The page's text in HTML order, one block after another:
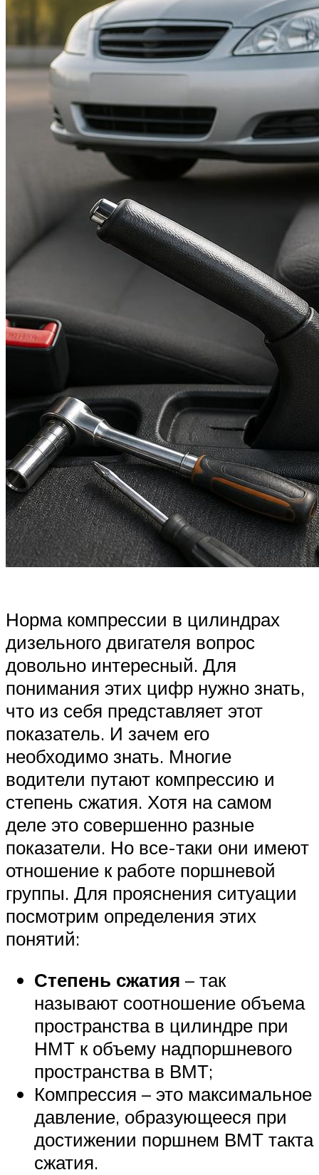
Меню
Норма компрессии в цилиндрах
дизельного двигателя вопрос
довольно интересный. Для
понимания этих цифр нужно знать,
что из себя представляет этот
показатель. И зачем его
необходимо знать. Многие
водители путают компрессию и
степень сжатия. Хотя на самом
деле это совершенно разные
показатели. Но все-таки они имеют
отношение к работе поршневой
группы. Для прояснения ситуации
посмотрим определения этих
понятий:
Степень сжатия – так
называют соотношение объема
пространства в цилиндре при
НМТ к объему надпоршневого
пространства в ВМТ;
Компрессия – это максимальное
давление, образующееся при
достижении поршнем ВМТ такта
сжатия.